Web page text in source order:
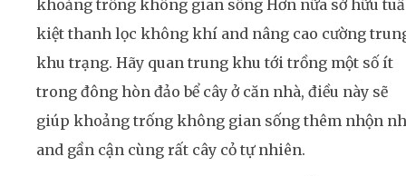
khoảng trống không gian sống Hơn nữa sở hữu
kiệt thanh lọc không khí and nâng cao cường
khu trạng. Hãy quan trung khu tới trồng một số ít
trong đông hòn đảo bể cây ở căn nhà, điều này sẽ
giúp khoảng trống không gian sống thêm nhộn
and gần cận cùng rất cây cỏ tự nhiên.